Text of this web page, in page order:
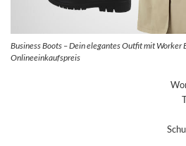
Business Boots – Dein elegantes Outfit mit Worker
Onlineeinkaufspreis